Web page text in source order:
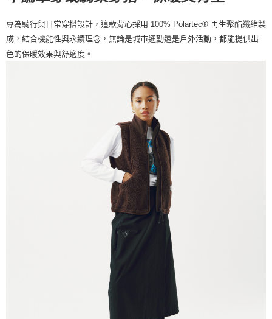
專為騎行與日常穿搭設計，這款背心採用 100% Polartec® 再生聚酯纖維製
成，結合機能性與永續理念，無論是城市通勤還是戶外活動，都能提供出
色的保暖效果與舒適度。